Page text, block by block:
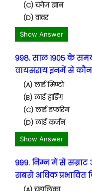
(C) चंगेज खान
(D) वावर
Show Answer
998. साल 1905 के
वायसराय इनमें से
(A) लार्ड मिण्टो
(B) लार्ड हार्डिंग
(C) लार्ड डफरिन
(D) लार्ड कर्जन
Show Answer
999. निम्न में से
सबसे अधिक प्रभावित